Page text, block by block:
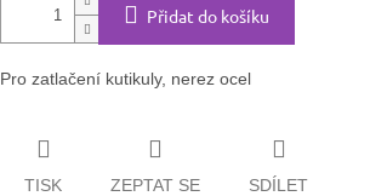
Přidat do košíku
Pro zatlačení kutikuly, nerez ocel
TISK ZEPTAT SE SDÍLET